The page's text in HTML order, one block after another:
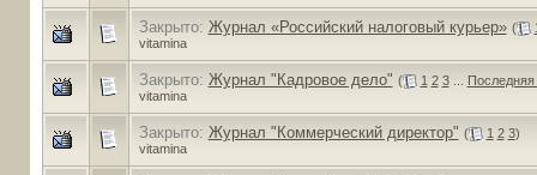
Закрыто: Журнал «Российский налоговый курьер» (
vitamina
Закрыто: Журнал "Кадровое дело" ( 1 2 3...
Последняя
vitamina
Закрыто: Журнал "Коммерческий директор" ( 1 2 3)
vitamina